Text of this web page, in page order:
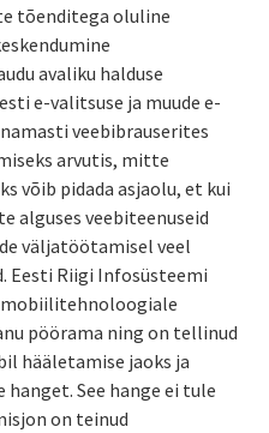
tõenditega oluline
avaliku halduse
e-valitsuse ja muude e-
veebibrauserites
arvutis, mitte
võib pidada asjaolu, et kui
alguses veebiteenuseid
väljatöötamisel veel
Eesti Riigi Infosüsteemi
mobiilitehnoloogiale
pöörama ning on tellinud
hääletamise jaoks ja
See hange ei tule
on teinud